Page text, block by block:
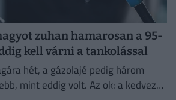
zuhan hamarosan a 95-
kell várni a tankolással
hét, a gázolajé pedig három
mint eddig volt. Az ok: a kedvező